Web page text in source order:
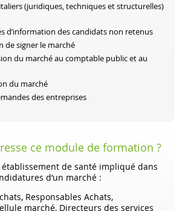
(juridiques, techniques et structurelles)
d’information des candidats non retenus
de signer le marché
du marché au comptable public et au
du marché
des entreprises
ce module de formation ?
établissement de santé impliqué dans
d’un marché :
Responsables Achats,
marché, Directeurs des services